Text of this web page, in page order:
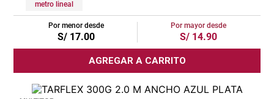
metro lineal
Por menor desde
S/ 17.00
Por mayor desde
S/ 14.90
AGREGAR A CARRITO
pisos